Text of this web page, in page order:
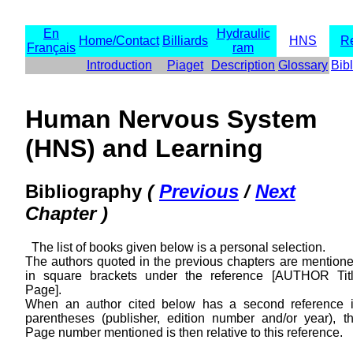
En
Français
Home/Contact Billiards
Hydraulic
ram
HNS
Introduction
Piaget Description Glossary
Human Nervous System
(HNS) and Learning
Bibliography (Previous /Next
Chapter )
The list of books given below is a personal selection.
The authors quoted in the previous chapters are
in square brackets under the reference [AUTHOR
Page].
When an author cited below has a second reference
parentheses (publisher, edition number and/or year),
Page number mentioned is then relative to this reference.